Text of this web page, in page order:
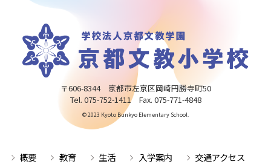
〒606-8344 京都市左京区岡崎円勝寺町50
Tel. 075-752-1411 Fax. 075-771-4848
© 2023 Kyoto Bunkyo Elementary School.
概要 教育 生活 入学案内 交通アクセス